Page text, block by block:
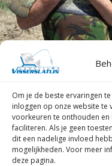
Om je de beste ervaringen
inloggen op onze website te
voorkeuren te onthouden en
faciliteren. Als je geen
dit een nadelige invloed
mogelijkheden. Voor meer
deze pagina.